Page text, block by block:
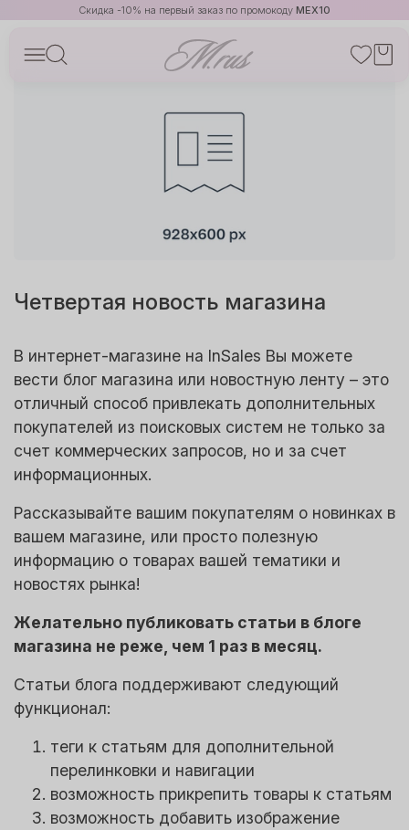
Скидка -10% на первый заказ по промокоду MEX10
Четвертая новость магазина
В интернет-магазине на InSales Вы можете
вести блог магазина или новостную ленту – это
отличный способ привлекать дополнительных
покупателей из поисковых систем не только за
счет коммерческих запросов, но и за счет
информационных.
Рассказывайте вашим покупателям о новинках в
вашем магазине, или просто полезную
информацию о товарах вашей тематики и
новостях рынка!
Желательно публиковать статьи в блоге
магазина не реже, чем 1 раз в месяц.
Статьи блога поддерживают следующий
функционал:
теги к статьям для дополнительной
перелинковки и навигации
возможность прикрепить товары к статьям
возможность добавить изображение